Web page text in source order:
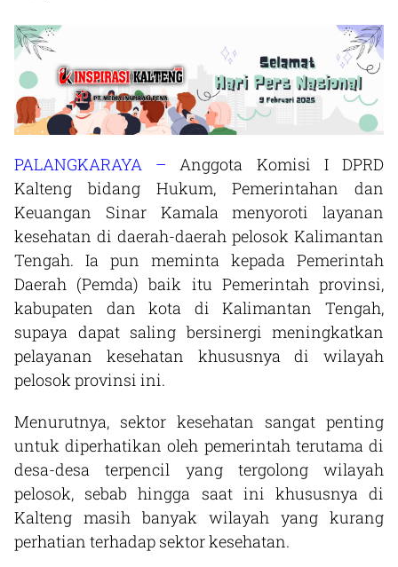
PALANGKARAYA –
Anggota Komisi I DPRD
Kalteng bidang Hukum, Pemerintahan dan
Keuangan Sinar Kamala menyoroti layanan
kesehatan di daerah-daerah pelosok Kalimantan
Tengah. Ia pun meminta kepada Pemerintah
Daerah (Pemda) baik itu Pemerintah provinsi,
kabupaten dan kota di Kalimantan Tengah,
supaya dapat saling bersinergi meningkatkan
pelayanan kesehatan khususnya di wilayah
pelosok provinsi ini.
Menurutnya, sektor kesehatan sangat penting
untuk diperhatikan oleh pemerintah terutama di
desa-desa terpencil yang tergolong wilayah
pelosok, sebab hingga saat ini khususnya di
Kalteng masih banyak wilayah yang kurang
perhatian terhadap sektor kesehatan.